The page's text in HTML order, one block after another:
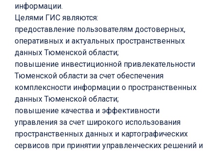
информации.
Целями ГИС являются:
предоставление пользователям достоверных,
оперативных и актуальных пространственных
данных Тюменской области;
повышение инвестиционной привлекательности
Тюменской области за счет обеспечения
комплексности информации о пространственных
данных Тюменской области;
повышение качества и эффективности
управления за счет широкого использования
пространственных данных и картографических
сервисов при принятии управленческих решений и